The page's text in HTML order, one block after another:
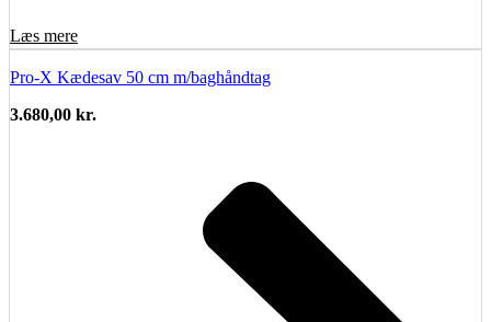
Læs mere
Pro-X Kædesav 50 cm m/baghåndtag
3.680,00 kr.